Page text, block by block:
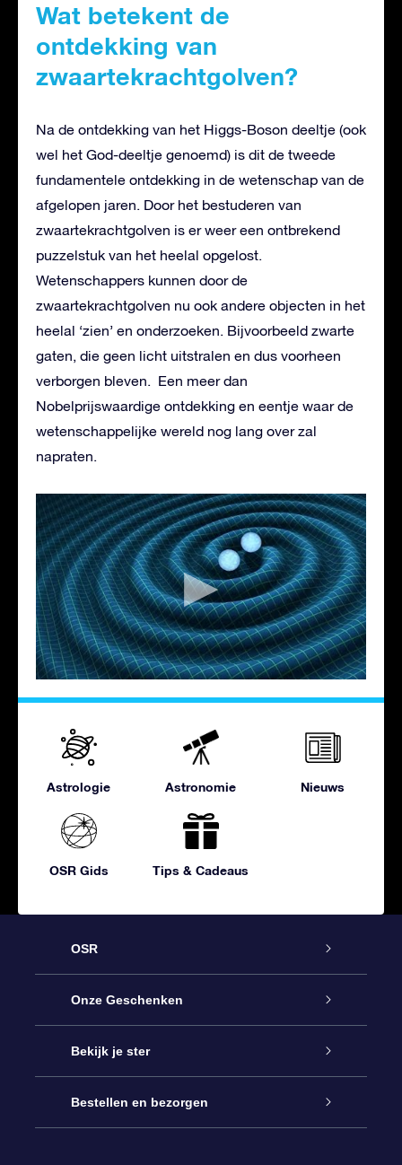
Wat betekent de
ontdekking van
zwaartekrachtgolven?
Na de ontdekking van het Higgs-Boson deeltje (ook
wel het God-deeltje genoemd) is dit de tweede
fundamentele ontdekking in de wetenschap van de
afgelopen jaren. Door het bestuderen van
zwaartekrachtgolven is er weer een ontbrekend
puzzelstuk van het heelal opgelost.
Wetenschappers kunnen door de
zwaartekrachtgolven nu ook andere objecten in het
heelal ‘zien’ en onderzoeken. Bijvoorbeeld zwarte
gaten, die geen licht uitstralen en dus voorheen
verborgen bleven. Een meer dan
Nobelprijswaardige ontdekking en eentje waar de
wetenschappelijke wereld nog lang over zal
napraten.
Astrologie Astronomie Nieuws
OSR Gids Tips & Cadeaus
OSR
Service
Contact
Blog
Onze Geschenken
Online Star Gift
OSR Cadeaupakket
Bekijk je ster
Sterrenregister
Bestellen en bezorgen